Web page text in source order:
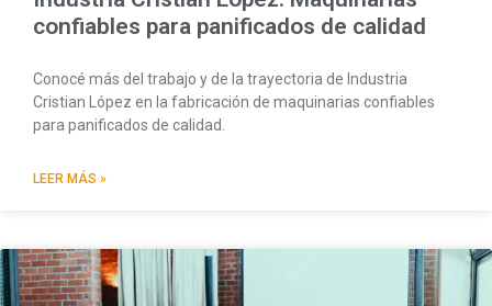
confiables para panificados de calidad
Conocé más del trabajo y de la trayectoria de Industria
Cristian López en la fabricación de maquinarias confiables
para panificados de calidad.
LEER MÁS »